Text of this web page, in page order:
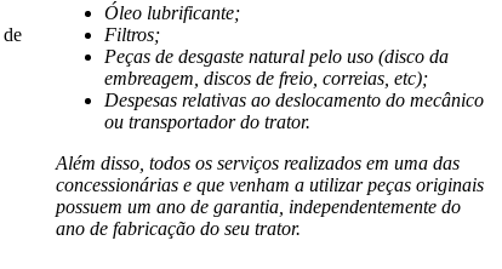
Óleo lubrificante;
Filtros;
Peças de desgaste natural pelo uso (disco da
embreagem, discos de freio, correias, etc);
Despesas relativas ao deslocamento do mecânico
ou transportador do trator.
Além disso, todos os serviços realizados em uma das
concessionárias e que venham a utilizar peças originais
possuem um ano de garantia, independentemente do
ano de fabricação do seu trator.